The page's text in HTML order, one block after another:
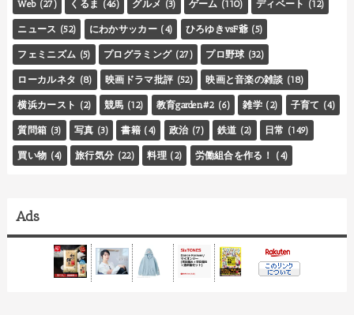
Web (27) くるま (46) グルメ (3) ゲーム (110) ディベート (12)
ニュース (52) にわかサッカー (4) ひろゆきvsF爺 (5)
フェミニズム (5) プログラミング (27) プロ野球 (32)
ローカルネタ (8) 映画ドラマ批評 (52) 映画と音楽の雑談 (18)
横浜カースト (2) 競馬 (12) 教育garden#2 (6) 雑学 (2) 子育て (4)
質問箱 (3) 写真 (3) 書籍 (4) 政治 (7) 鉄道 (2) 日常 (149)
買い物 (4) 旅行気分 (22) 料理 (2) 労働組合を作る！ (4)
Ads